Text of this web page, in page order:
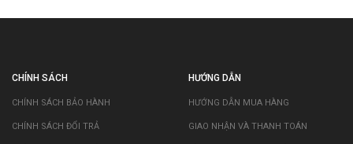
CHÍNH SÁCH
CHÍNH SÁCH BẢO HÀNH
CHÍNH SÁCH ĐỔI TRẢ
HƯỚNG DẪN
HƯỚNG DẪN MUA HÀNG
GIAO NHẬN VÀ THANH TOÁN